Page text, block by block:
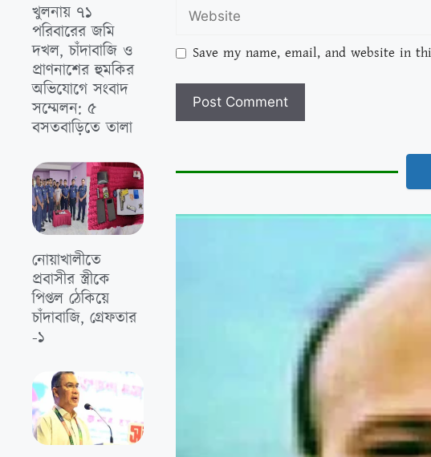
খুলনায় ৭১
পরিবারের জমি
দখল, চাঁদাবাজি ও
প্রাণনাশের হুমকির
অভিযোগে সংবাদ
সম্মেলন: ৫
বসতবাড়িতে তালা
নোয়াখালীতে
প্রবাসীর স্ত্রীকে
পিপ্তল ঠেকিয়ে
চাঁদাবাজি, গ্রেফতার
-১
Save my name, email, and website in